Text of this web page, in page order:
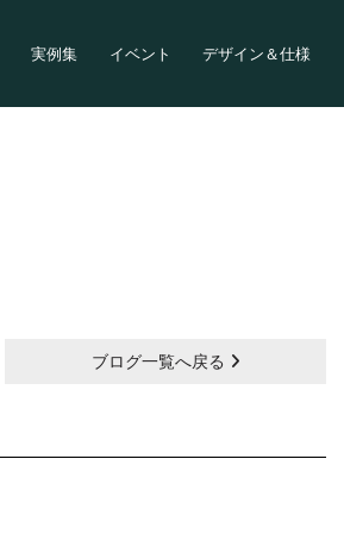
実例集 イベント デザイン＆仕様
ブログ一覧へ戻る